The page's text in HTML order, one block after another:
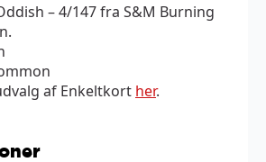
– 4/147 fra S&M Burning
af Enkeltkort her.